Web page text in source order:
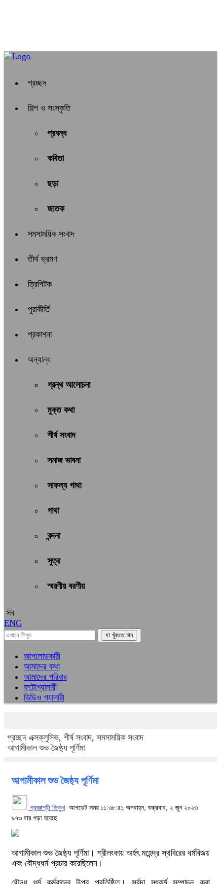
প্রচ্ছদ
শিল্প ও সংস্কৃতি
প্রবন্ধ
কবিতা
ছড়া
জাতক
সমসাময়িক সংবাদ
তীর্থ ভ্রমণ
ত্রিপিটক
পুরাকীর্তি
প্রকাশনা
অন্যান্য
গ্রন্থ আলোচনা
মুক্ত কথা
শীর্ষ সংবাদ
সমাজ ভাবনা
সাফল্য গাথা
গাথা
বন্দনা
সুত্র
স্মরণীয় বরণীয়
সব
ENG
আপলোডকারী
আমাদের কথা
আমাদের পরিবার
ফটোগ্যালারী
ভিডিও গ্যালারী
প্রচ্ছদ এক্সক্লুসিভ, শীর্ষ সংবাদ, সমসাময়িক সংবাদ
আগামীকাল শুভ জৈষ্ঠ্য পূর্ণিমা
আগামীকাল শুভ জৈষ্ঠ্য পূর্ণিমা
প্রজ্ঞাশ্রী ভিক্খু আপডেট সময় ১১:৩৮:৪১ অপরাহ্ন, শুক্রবার, ২ জুন ২০২৩
৯৭৩ বার পড়া হয়েছে
আগামীকাল শুভ জৈষ্ঠ্য পূর্ণিমা। শ্রীলংকায় অর্হৎ মহেন্দ্র স্থবিরের ধর্মবিজয়
এবং বৌদ্ধধর্ম প্রচার করেছিলেন।